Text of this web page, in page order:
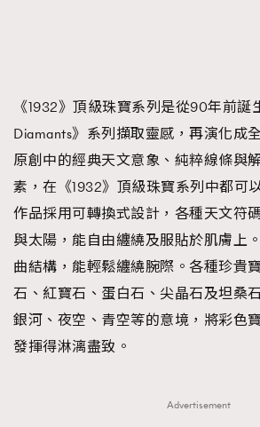
《1932》頂級珠寶系列是從90年前誕
Diamants》系列擷取靈感，再演化成
原創中的經典天文意象、純粹線條與
素，在《1932》頂級珠寶系列中都可
作品採用可轉換式設計，各種天文符
與太陽，能自由纏繞及服貼於肌膚上
曲結構，能輕鬆纏繞腕際。各種珍貴
石、紅寶石、蛋白石、尖晶石及坦桑
銀河、夜空、青空等的意境，將彩色
發揮得淋漓盡致。
Advertisement